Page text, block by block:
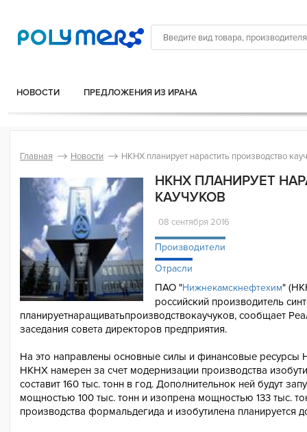
НОВОСТИ ПРЕДЛОЖЕНИЯ ИЗ ИРАНА
Главная Новости НКНХ планирует нарастить производство
НКНХ ПЛАНИРУЕТ
КАУЧУКОВ
08 сентября 2016
Производители
Отрасли
ПАО "Нижнекамскнефтехим"
российский производитель
планируетнаращиватьпроизводствокаучуков, сообщает
заседания совета директоров предприятия.
На это направлены основные силы и финансовые ресурсы
НКНХ намерен за счет модернизации производства
составит 160 тыс. тонн в год. Дополнительнок ней будут
мощностью 100 тыс. тонн и изопрена мощностью 133 тыс.
производства формальдегида и изобутилена планируется